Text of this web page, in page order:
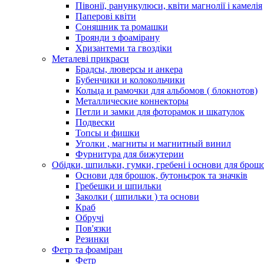
Півонії, ранункулюси, квіти магнолії і камелія
Паперові квіти
Соняшник та ромашки
Троянди з фоамірану
Хризантеми та гвоздіки
Металеві прикраси
Брадсы, люверсы и анкера
Бубенчики и колокольчики
Кольца и рамочки для альбомов ( блокнотов)
Металлические коннекторы
Петли и замки для фоторамок и шкатулок
Подвески
Топсы и фишки
Уголки , магниты и магнитный винил
Фурнитура для бижутерии
Обідки, шпильки, гумки, гребені і основи для
Основи для брошок, бутоньєрок та значків
Гребешки и шпильки
Заколки ( шпильки ) та основи
Краб
Обручі
Пов'язки
Резинки
Фетр та фоаміран
Фетр